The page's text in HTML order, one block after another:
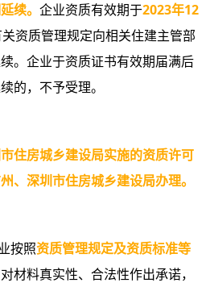
续。 企业资质有效期于2023年12
资质管理规定向相关住建主管部
。企业于资质证书有效期届满后
的，不予受理。
房城乡建设局实施的资质许可
、深圳市住房城乡建设局办理。
按照资质管理规定及资质标准等
材料真实性、合法性作出承诺，